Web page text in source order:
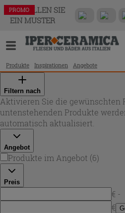
BESTELLEN SIE
EIN MUSTER
Produkte Inspirationen Angebote
Filtern nach
Aktivieren Sie die gewünschten
untenstehenden Produkte
automatisch aktualisiert.
Angebot
Produkte im Angebot (6)
Preis
€ -
€
PROMO
PROMO
PROMO
PROMO
PROMO
PROMO